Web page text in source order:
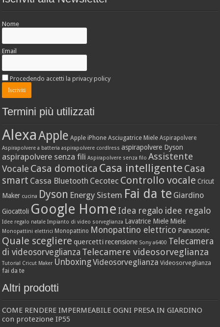
Nome
Email
Procedendo accetti la privacy policy
Termini più utilizzati
AlexaApple Apple iPhone Asciugatrice Miele Aspirapolvere
Aspirapolvere a batteria aspirapolvere cordlress aspirapolvere Dyson
aspirapolvere senza fili Aspirapolvere senza filo Assistente
Vocale Casa domotica Casa intelligente Casa
smart Cassa Bluetooth Cecotec Controllo vocale Cricut
Maker cucina Dyson Energy Sistem Fai da te Giardino
Giocattoli Google Home Idea regalo idee regalo
Idee regalo natale Impianto di video sorveglianza Lavatrice Miele Miele
Monopattini elettrici Monopattino Monopattino elettrico Panasonic
Quale scegliere quercetti recensione Sony a6400 Telecamera
di videosorveglianza Telecamere videosorveglianza
Tutorial Cricut Maker UnboxingVideosorveglianza Videosorveglianza
fai da te
Altri prodotti
COME RENDERE IMPERMEABILE OGNI PRESA IN GIARDINO
con protezione IP55